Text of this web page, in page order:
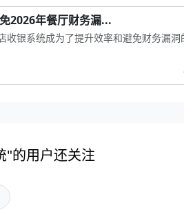
2026年餐厅财务漏...
收银系统成为了提升效率和避免财务漏
"的用户还关注